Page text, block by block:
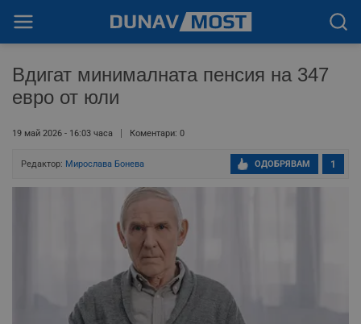
Вдигат минималната пенсия на 347
евро от юли
19 май 2026 - 16:03 часа Коментари: 0
Редактор: Мирослава Бонева 1
ОДОБРЯВАМ